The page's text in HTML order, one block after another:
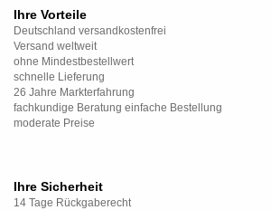
Ihre Vorteile
Deutschland versandkostenfrei
Versand weltweit
ohne Mindestbestellwert
schnelle Lieferung
26 Jahre Markterfahrung
fachkundige Beratung einfache Bestellung
moderate Preise
Ihre Sicherheit
14 Tage Rückgaberecht